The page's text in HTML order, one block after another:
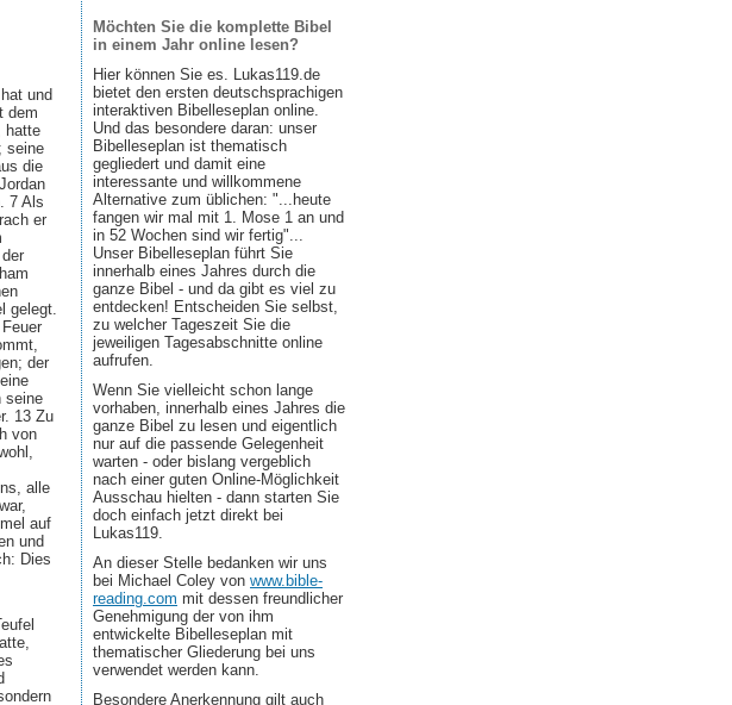
und
dem
hatte
seine
die
7 Als
er
gelegt.
der
seine
13 Zu
von
alle
auf
und
Dies
Möchten Sie die komplette Bibel
in einem Jahr online lesen?
Hier können Sie es. Lukas119.de
bietet den ersten deutschsprachigen
interaktiven Bibelleseplan online.
Und das besondere daran: unser
Bibelleseplan ist thematisch
gegliedert und damit eine
interessante und willkommene
Alternative zum üblichen: "...heute
fangen wir mal mit 1. Mose 1 an und
in 52 Wochen sind wir fertig"...
Unser Bibelleseplan führt Sie
innerhalb eines Jahres durch die
ganze Bibel - und da gibt es viel zu
entdecken! Entscheiden Sie selbst,
zu welcher Tageszeit Sie die
jeweiligen Tagesabschnitte online
aufrufen.
Wenn Sie vielleicht schon lange
vorhaben, innerhalb eines Jahres die
ganze Bibel zu lesen und eigentlich
nur auf die passende Gelegenheit
warten - oder bislang vergeblich
nach einer guten Online-Möglichkeit
Ausschau hielten - dann starten Sie
doch einfach jetzt direkt bei
Lukas119.
An dieser Stelle bedanken wir uns
bei Michael Coley von www.bible-
reading.com mit dessen freundlicher
Genehmigung der von ihm
entwickelte Bibelleseplan mit
thematischer Gliederung bei uns
verwendet werden kann.
Besondere Anerkennung gilt auch